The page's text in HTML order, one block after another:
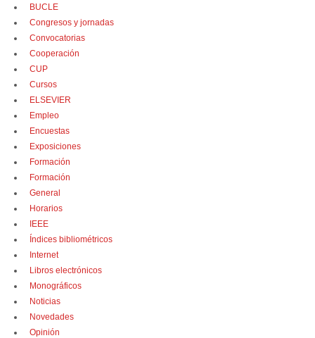
BUCLE
Congresos y jornadas
Convocatorias
Cooperación
CUP
Cursos
ELSEVIER
Empleo
Encuestas
Exposiciones
Formación
Formación
General
Horarios
IEEE
Índices bibliométricos
Internet
Libros electrónicos
Monográficos
Noticias
Novedades
Opinión